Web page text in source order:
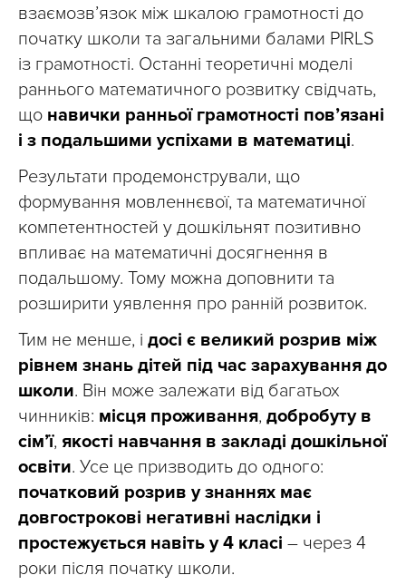
взаємозв’язок між шкалою грамотності до
початку школи та загальними балами PIRLS
із грамотності. Останні теоретичні моделі
раннього математичного розвитку свідчать,
що навички ранньої грамотності пов’язані
і з подальшими успіхами в математиці.
Результати продемонстрували, що
формування мовленнєвої, та математичної
компетентностей у дошкільнят позитивно
впливає на математичні досягнення в
подальшому. Тому можна доповнити та
розширити уявлення про ранній розвиток.
Тим не менше, і досі є великий розрив між
рівнем знань дітей під час зарахування до
школи. Він може залежати від багатьох
чинників: місця проживання, добробуту в
сім’ї, якості навчання в закладі дошкільної
освіти. Усе це призводить до одного:
початковий розрив у знаннях має
довгострокові негативні наслідки і
простежується навіть у 4 класі – через 4
роки після початку школи.